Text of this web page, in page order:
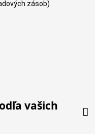
zásob)
vašich